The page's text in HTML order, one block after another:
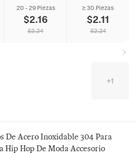
20 - 29 Piezas
$2.16
$2.24
≥ 30 Piezas
$2.11
$2.24
+1
De Acero Inoxidable 304 Para
Hip Hop De Moda Accesorio